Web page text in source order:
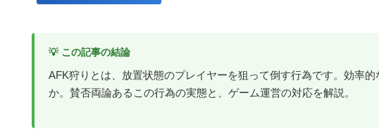
💡 この記事の結論
AFK狩りとは、放置状態のプレイヤーを狙って倒す行為です。効率
か。賛否両論あるこの行為の実態と、ゲーム運営の対応を解説。